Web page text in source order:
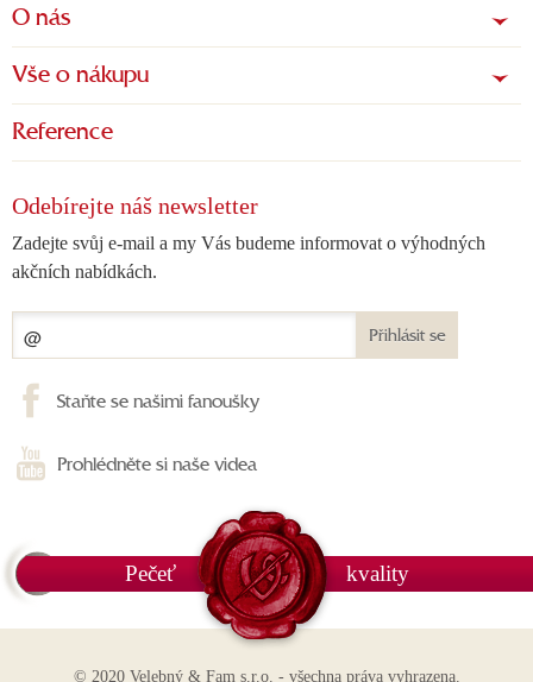
O nás
Vše o nákupu
Reference
Odebírejte náš newsletter
Zadejte svůj e-mail a my Vás budeme informovat o výhodných
akčních nabídkách.
Přihlásit se
Staňte se našimi fanoušky
Prohlédněte si naše videa
Pečeť kvality
© 2020 Velebný & Fam s.r.o. - všechna práva vyhrazena.